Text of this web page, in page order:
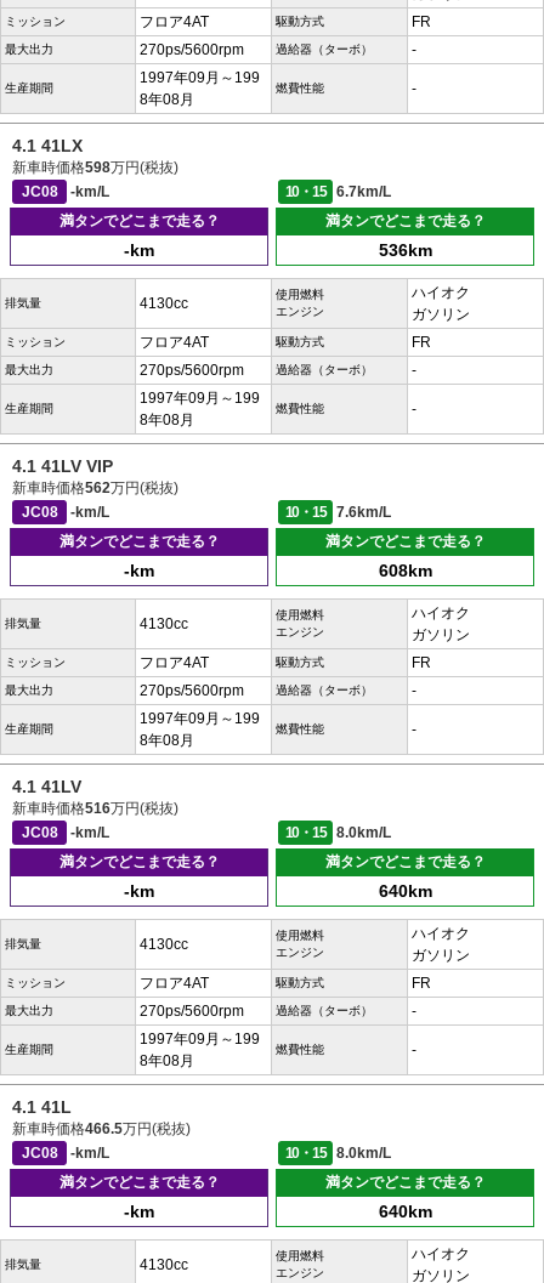
ミッション フロア4AT 駆動方式 FR
最大出力 270ps/5600rpm 過給器（ターボ） -
生産期間
1997年09月～199
8年08月
燃費性能 -
4.1 41LX
新車時価格598万円(税抜)
JC08
-km/L 10・15
6.7km/L
満タンでどこまで走る？
-km
満タンでどこまで走る？
536km
排気量 4130cc
使用燃料
エンジン
ハイオク
ガソリン
ミッション フロア4AT 駆動方式 FR
最大出力 270ps/5600rpm 過給器（ターボ） -
生産期間
1997年09月～199
8年08月
燃費性能 -
4.1 41LV VIP
新車時価格562万円(税抜)
JC08
-km/L 10・15
7.6km/L
満タンでどこまで走る？
-km
満タンでどこまで走る？
608km
排気量 4130cc
使用燃料
エンジン
ハイオク
ガソリン
ミッション フロア4AT 駆動方式 FR
最大出力 270ps/5600rpm 過給器（ターボ） -
生産期間
1997年09月～199
8年08月
燃費性能 -
4.1 41LV
新車時価格516万円(税抜)
JC08
-km/L 10・15
8.0km/L
満タンでどこまで走る？
-km
満タンでどこまで走る？
640km
排気量 4130cc
使用燃料
エンジン
ハイオク
ガソリン
ミッション フロア4AT 駆動方式 FR
最大出力 270ps/5600rpm 過給器（ターボ） -
生産期間
1997年09月～199
8年08月
燃費性能 -
4.1 41L
新車時価格466.5万円(税抜)
JC08
-km/L 10・15
8.0km/L
満タンでどこまで走る？
-km
満タンでどこまで走る？
640km
排気量 4130cc
使用燃料
エンジン
ハイオク
ガソリン